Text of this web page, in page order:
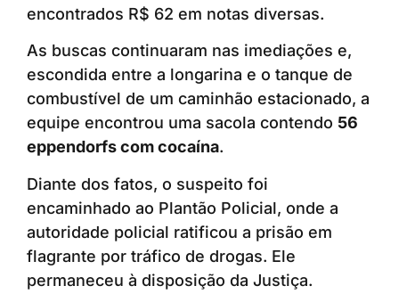
encontrados R$ 62 em notas diversas.
As buscas continuaram nas imediações e,
escondida entre a longarina e o tanque de
combustível de um caminhão estacionado, a
equipe encontrou uma sacola contendo 56
eppendorfs com cocaína.
Diante dos fatos, o suspeito foi
encaminhado ao Plantão Policial, onde a
autoridade policial ratificou a prisão em
flagrante por tráfico de drogas. Ele
permaneceu à disposição da Justiça.